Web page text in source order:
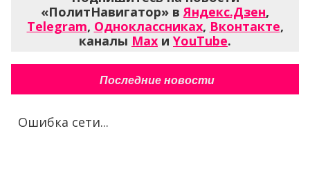
«ПолитНавигатор» в Яндекс.Дзен,
Telegram, Одноклассниках, Вконтакте,
каналы Max и YouTube.
Последние новости
Ошибка сети...